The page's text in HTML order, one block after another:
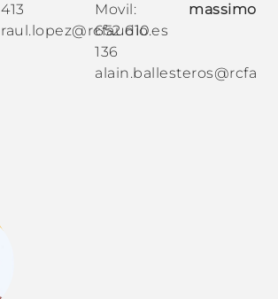
413
raul.lopez@rcfaudio.es
Movil:
652 610
136